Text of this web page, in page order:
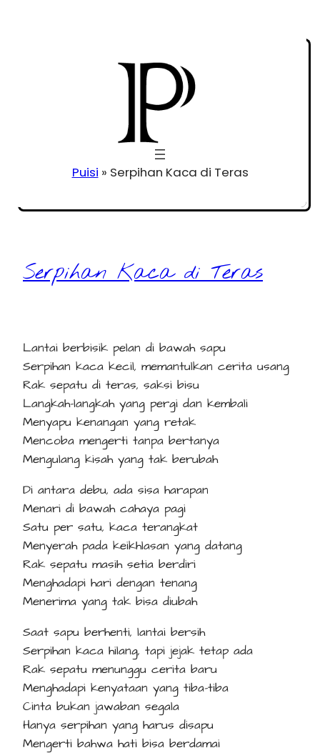
Puisi » Serpihan Kaca di Teras
Serpihan Kaca di Teras
Lantai berbisik pelan di bawah sapu
Serpihan kaca kecil, memantulkan cerita usang
Rak sepatu di teras, saksi bisu
Langkah-langkah yang pergi dan kembali
Menyapu kenangan yang retak
Mencoba mengerti tanpa bertanya
Mengulang kisah yang tak berubah
Di antara debu, ada sisa harapan
Menari di bawah cahaya pagi
Satu per satu, kaca terangkat
Menyerah pada keikhlasan yang datang
Rak sepatu masih setia berdiri
Menghadapi hari dengan tenang
Menerima yang tak bisa diubah
Saat sapu berhenti, lantai bersih
Serpihan kaca hilang, tapi jejak tetap ada
Rak sepatu menunggu cerita baru
Menghadapi kenyataan yang tiba-tiba
Cinta bukan jawaban segala
Hanya serpihan yang harus disapu
Mengerti bahwa hati bisa berdamai